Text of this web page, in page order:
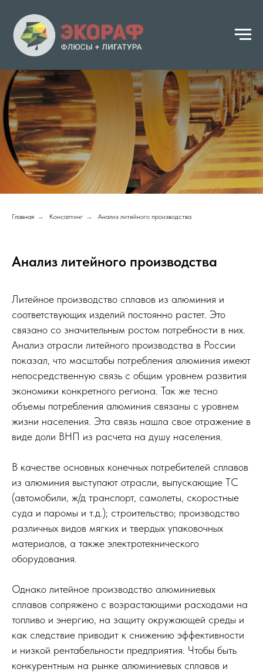
Главная → Консалтинг → Анализ литейного производства
Анализ литейного производства
Литейное производство сплавов из алюминия и
соответствующих изделий постоянно растет. Это
связано со значительным ростом потребности в них.
Анализ отрасли литейного производства в России
показал, что масштабы потребления алюминия имеют
непосредственную связь с общим уровнем развития
экономики конкретного региона. Так же тесно
объемы потребления алюминия связаны с уровнем
жизни населения. Эта связь нашла свое отражение в
виде доли ВНП из расчета на душу населения.
В качестве основных конечных потребителей сплавов
из алюминия выступают отрасли, выпускающие ТС
(автомобили, ж/д транспорт, самолеты, скоростные
суда и паромы и т.д.); строительство; производство
различных видов мягких и твердых упаковочных
материалов, а также электротехнического
оборудования.
Однако литейное производство алюминиевых
сплавов сопряжено с возрастающими расходами на
топливо и энергию, на защиту окружающей среды и
как следствие приводит к снижению эффективности
и низкой рентабельности предприятия. Чтобы быть
конкурентным на рынке алюминиевых сплавов и